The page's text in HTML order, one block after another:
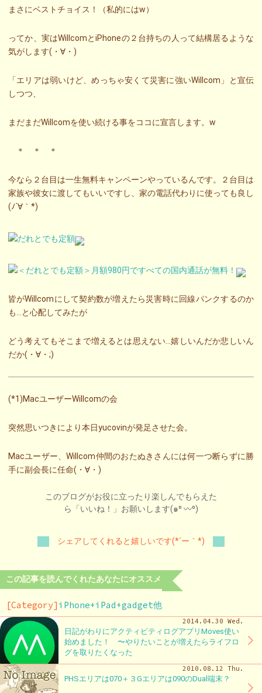
まさにベストチョイス！（私的にはw）
ってか、実はWillcomとiPhoneの２台持ちの人って結構居るような
気がします(・∀・)
「エリアは弱いけど、めっちゃ安くて災害に強いWillcom」と宣伝
しつつ、
まだまだWillcomを使い続ける事をココに宣言します。w
＊ ＊ ＊
今なら２台目は一生無料キャンペーンやっているんです。２台目は
家族や彼女に渡してもいいですし、家の電話代わりに使っても良し
(ﾉ´∀｀*)
皆がWillcomにして契約数が増えたら災害時に回線パンクするのか
も…と心配してみたが
どう考えてもそこまで増えるとは思えない…嬉しいんだか悲しいん
だか(・∀・;)
(*1)MacユーザーWillcomの会
突然思いつきにより本日yucovinが発足させた会。
Macユーザー、Willcom仲間のおたぬきさんには何一つ断らずに勝
手に副会長に任命(・∀・)
このブログがお役に立ったり楽しんでもらえた
ら「いいね！」お願いします(๑⁰ 〰⁰)
シェアしてくれると嬉しいです(*´ー｀*)
この記事を読んでくれたあなたにオススメ
[Category]iPhone+iPad+gadget他
2014.04.30 Wed.
日記がわりにアクティビティログアプリMoves使い
始めました！ 〜やりたいことが増えたらライフロ
グを取りたくなった
2010.08.12 Thu.
PHSエリアは070＋３Gエリアは090のDual端末？